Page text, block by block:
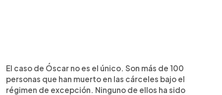
El caso de Óscar no es el único. Son más de 100
personas que han muerto en las cárceles bajo el
régimen de excepción. Ninguno de ellos ha sido